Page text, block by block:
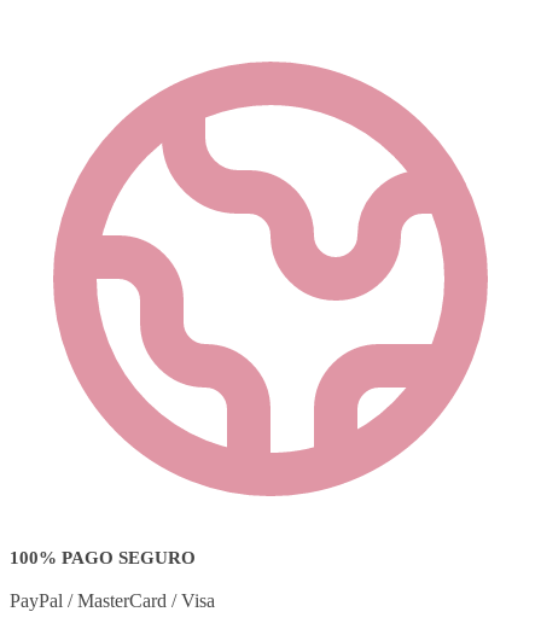
100% PAGO SEGURO
PayPal / MasterCard / Visa